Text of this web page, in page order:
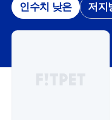
인수치 낮은 저지